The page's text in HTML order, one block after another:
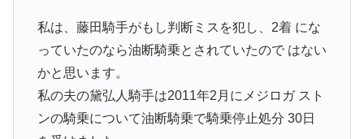
私は、藤田騎手がもし判断ミスを犯し、2着 にな
っていたのなら油断騎乗とされていたので はない
かと思います。
私の夫の黛弘人騎手は2011年2月にメジロガ スト
ンの騎乗について油断騎乗で騎乗停止処分 30日